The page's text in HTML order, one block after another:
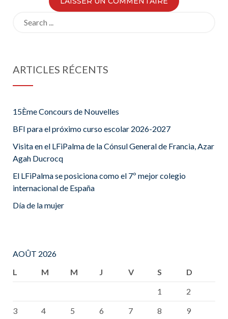
ARTICLES RÉCENTS
15Ème Concours de Nouvelles
BFI para el próximo curso escolar 2026-2027
Visita en el LFiPalma de la Cónsul General de Francia, Azar
Agah Ducrocq
El LFiPalma se posiciona como el 7º mejor colegio
internacional de España
Día de la mujer
AOÛT 2026
L
M M J V S
D
1
2
3
4 5 6 7 8
9